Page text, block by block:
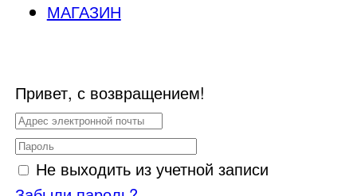
МАГАЗИН
Привет, с возвращением!
Не выходить из учетной записи